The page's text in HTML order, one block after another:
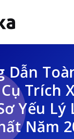
Dẫn
Trích
Yếu Lý
Năm